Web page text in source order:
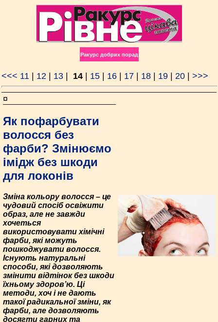
Ракурс добрих порад
<<< 11 12 13 14 15 16 17 18 19 20 >>>
¤
Як пофарбувати
волосся без
фарби? Змінюємо
імідж без шкоди
для локонів
Зміна кольору волосся – це
чудовий спосіб освіжити
образ, але не завжди
хочеться
використовувати хімічні
фарби, які можуть
пошкоджувати волосся.
Існують натуральні
способи, які дозволяють
змінити відтінок без шкоди
їхньому здоров’ю. Ці
методи, хоч і не дають
такої радикальної зміни, як
фарби, але дозволяють
досягти гарних та